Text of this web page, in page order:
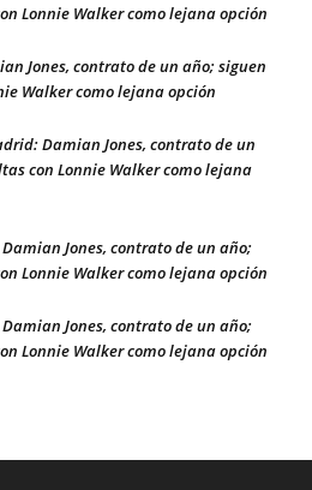
Lonnie Walker como lejana opción
Jones, contrato de un año; siguen
Walker como lejana opción
Damian Jones, contrato de un
con Lonnie Walker como lejana
Jones, contrato de un año;
Lonnie Walker como lejana opción
Jones, contrato de un año;
Lonnie Walker como lejana opción